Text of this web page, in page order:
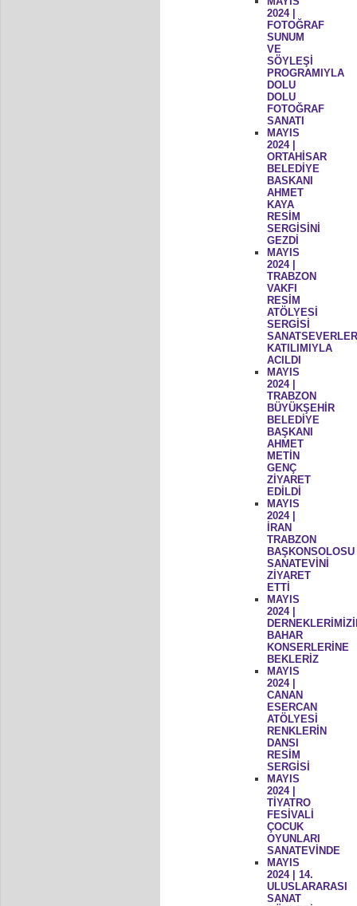
2024 |
FOTOĞRAF
SUNUM
VE
SÖYLEŞİ
PROGRAMIYLA
DOLU
DOLU
FOTOĞRAF
SANATI
MAYIS
2024 |
ORTAHİSAR
BELEDİYE
BASKANI
AHMET
KAYA
RESİM
SERGİSİNİ
GEZDİ
MAYIS
2024 |
TRABZON
VAKFI
RESİM
ATÖLYESİ
SERGİSİ
KATILIMIYLA
ACILDI
MAYIS
2024 |
TRABZON
BÜYÜKŞEHİR
BELEDİYE
BAŞKANI
AHMET
METİN
GENÇ
ZİYARET
EDİLDİ
MAYIS
2024 |
İRAN
TRABZON
BAŞKONSOLOSU
SANATEVİNİ
ZİYARET
ETTİ
MAYIS
2024 |
BAHAR
KONSERLERİNE
BEKLERİZ
MAYIS
2024 |
CANAN
ESERCAN
ATÖLYESİ
RENKLERİN
DANSI
RESİM
SERGİSİ
MAYIS
2024 |
TİYATRO
FESİVALİ
ÇOCUK
OYUNLARI
SANATEVİNDE
MAYIS
2024 | 14.
ULUSLARARASI
SANAT